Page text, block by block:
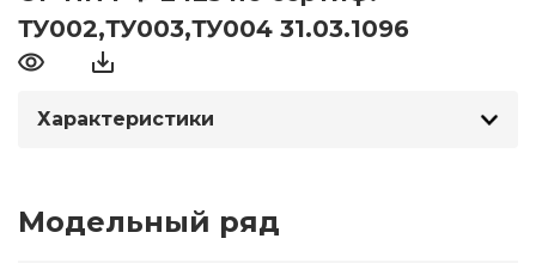
ТУ002,ТУ003,ТУ004 31.03.1096
Характеристики
Модельный ряд